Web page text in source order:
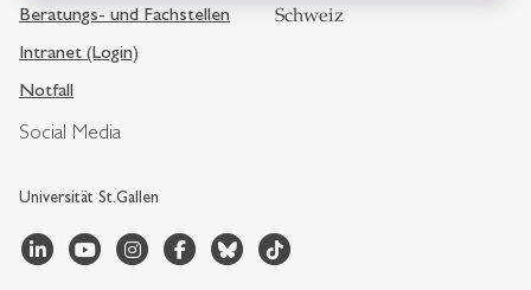
Social Media
Universität St.Gallen
Beratungs- und Fachstellen
Intranet (Login)
Notfall
Schweiz